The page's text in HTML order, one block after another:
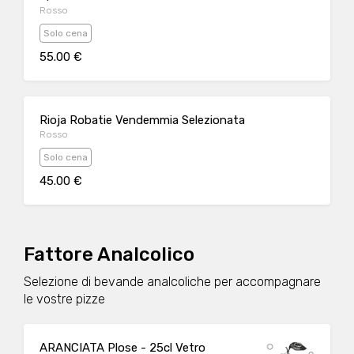
Rosso
Solo cena
55.00 €
Rioja Robatie Vendemmia Selezionata
Rosso
Solo cena
45.00 €
Fattore Analcolico
Selezione di bevande analcoliche per accompagnare
le vostre pizze
ARANCIATA Plose - 25cl Vetro